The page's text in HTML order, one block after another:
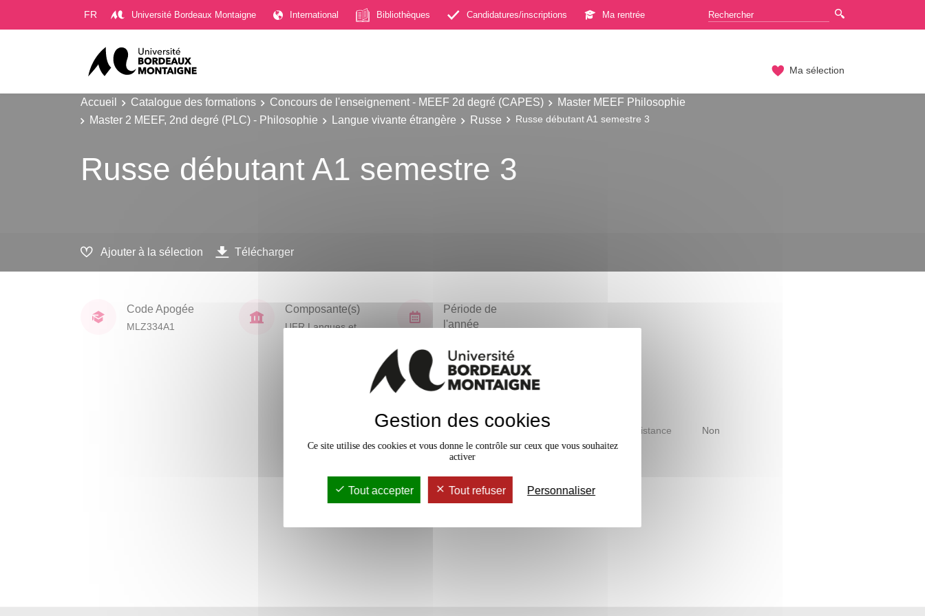
FR Université Bordeaux Montaigne International Bibliothèques Candidatures/inscriptions Ma rentrée
Ma sélection
Accueil Catalogue des formations Concours de l'enseignement - MEEF 2d degré (CAPES)
Master MEEF Philosophie
Master 2 MEEF, 2nd degré (PLC) - Philosophie
Langue vivante étrangère Russe Russe débutant A1 semestre 3
Russe débutant A1 semestre 3
Ajouter à la sélection Télécharger
Code Apogée
MLZ334A1
Composante(s)
UFR Langues et
Période de
l'année
Accessible à distance Non
Gestion des cookies
Ce site utilise des cookies et vous donne le contrôle sur ceux que vous souhaitez
activer
Tout accepter Tout refuser Personnaliser